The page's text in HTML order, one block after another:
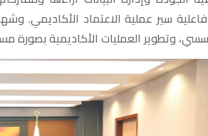
فاعلية سير عملية الاعتماد الأكاديمي.
وتطوير العمليات الأكاديمية بصورة